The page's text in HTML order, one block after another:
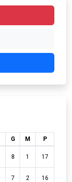
G M P
8 1 17
7 2 16